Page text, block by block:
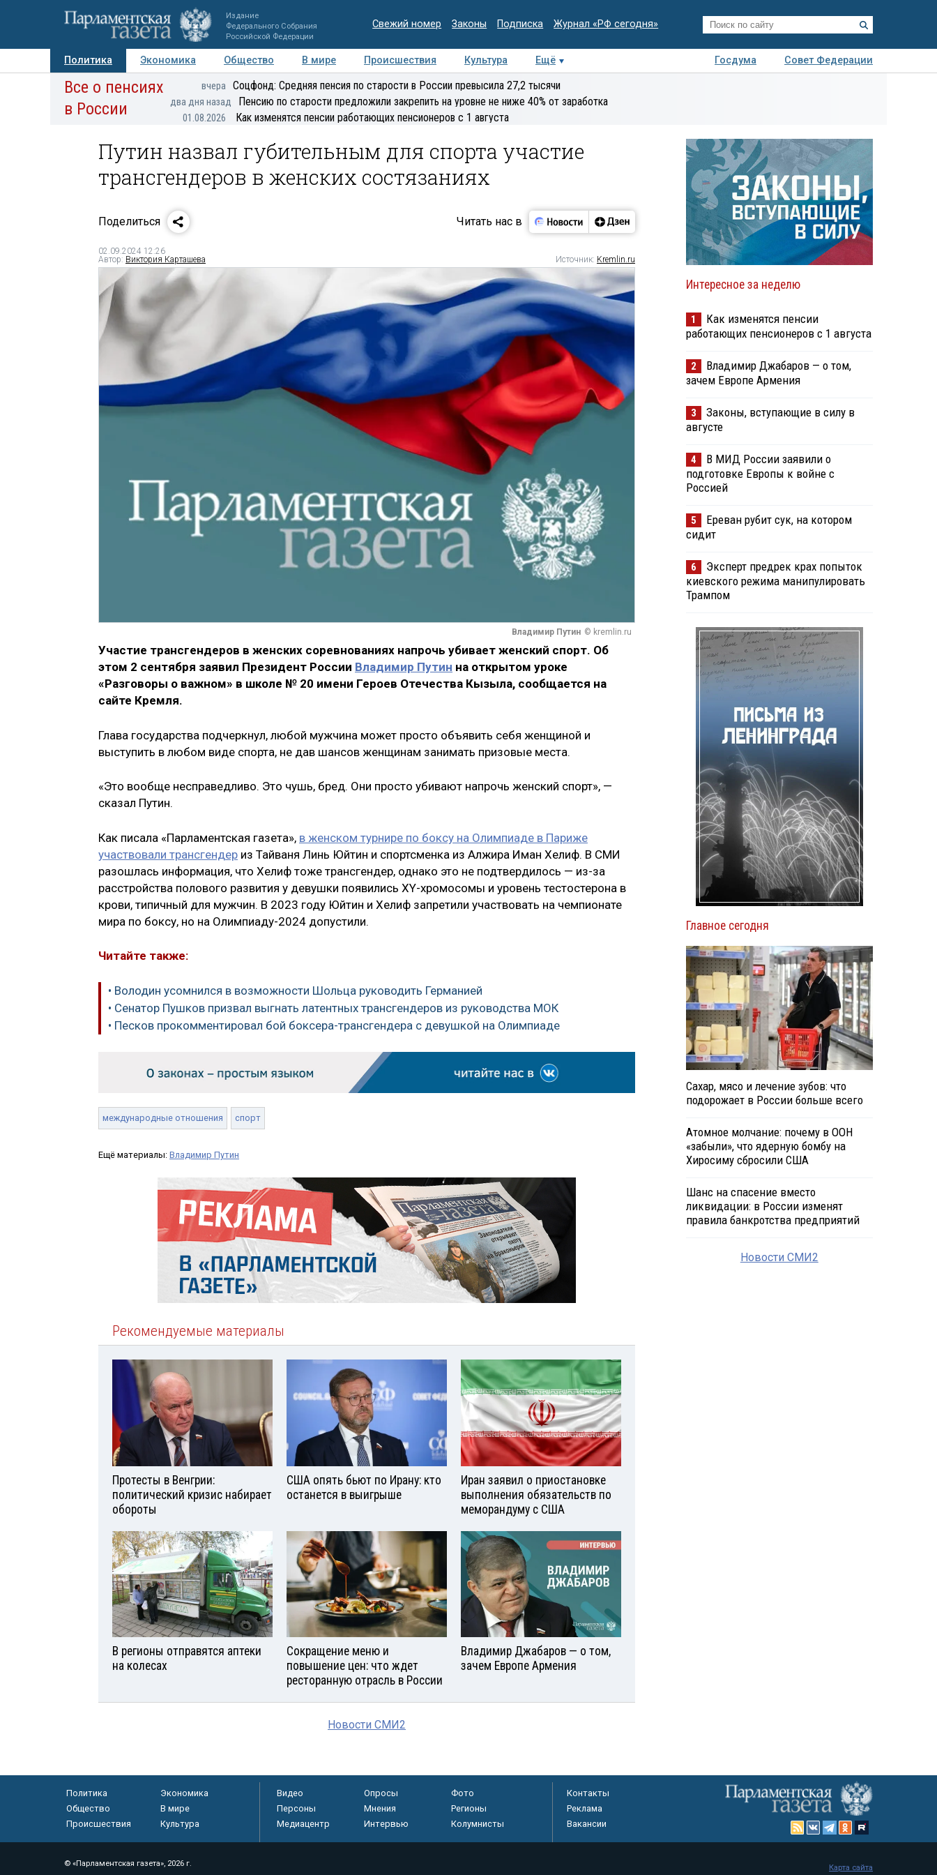
Издание
Федерального Собрания
Российской Федерации
Свежий номер Законы Подписка Журнал «РФ сегодня»
Политика Экономика Общество В мире Происшествия Культура Ещё Госдума
Совет Федерации
Авторы Персоны Мнения Регионы Медиацентр Интервью Колумнисты
экспертиза
Все о пенсиях
в России
вчера Соцфонд: Средняя пенсия по старости в России превысила 27,2 тысячи
два дня назад Пенсию по старости предложили закрепить на уровне не ниже 40% от заработка
01.08.2026 Как изменятся пенсии работающих пенсионеров с 1 августа
Путин назвал губительным для спорта участие
трансгендеров в женских состязаниях
Поделиться Читать нас в
02.09.2024 12:26
Автор: Виктория Карташева Источник: Kremlin.ru
Владимир Путин © kremlin.ru
Участие трансгендеров в женских соревнованиях напрочь убивает женский спорт. Об
этом 2 сентября заявил Президент России Владимир Путин на открытом уроке
«Разговоры о важном» в школе № 20 имени Героев Отечества Кызыла, сообщается на
сайте Кремля.
Глава государства подчеркнул, любой мужчина может просто объявить себя женщиной и
выступить в любом виде спорта, не дав шансов женщинам занимать призовые места.
«Это вообще несправедливо. Это чушь, бред. Они просто убивают напрочь женский спорт», —
сказал Путин.
Как писала «Парламентская газета», в женском турнире по боксу на Олимпиаде в Париже
участвовали трансгендер из Тайваня Линь Юйтин и спортсменка из Алжира Иман Хелиф. В СМИ
разошлась информация, что Хелиф тоже трансгендер, однако это не подтвердилось — из-за
расстройства полового развития у девушки появились XY-хромосомы и уровень тестостерона в
крови, типичный для мужчин. В 2023 году Юйтин и Хелиф запретили участвовать на чемпионате
мира по боксу, но на Олимпиаду-2024 допустили.
Читайте также:
• Володин усомнился в возможности Шольца руководить Германией
• Сенатор Пушков призвал выгнать латентных трансгендеров из руководства МОК
• Песков прокомментировал бой боксера-трансгендера с девушкой на Олимпиаде
международные отношения спорт
Ещё материалы: Владимир Путин
Рекомендуемые материалы
Протесты в Венгрии:
политический кризис набирает
обороты
США опять бьют по Ирану: кто
останется в выигрыше
Иран заявил о приостановке
выполнения обязательств по
меморандуму с США
В регионы отправятся аптеки
на колесах
Сокращение меню и
повышение цен: что ждет
ресторанную отрасль в России
Владимир Джабаров — о том,
зачем Европе Армения
Новости СМИ2
Интересное за неделю
1
Как изменятся пенсии
работающих пенсионеров с 1 августа
2
Владимир Джабаров — о том,
зачем Европе Армения
3
Законы, вступающие в силу в
августе
4
В МИД России заявили о
подготовке Европы к войне с
Россией
5
Ереван рубит сук, на котором
сидит
6
Эксперт предрек крах попыток
киевского режима манипулировать
Трампом
Главное сегодня
Сахар, мясо и лечение зубов: что
подорожает в России больше всего
Атомное молчание: почему в ООН
«забыли», что ядерную бомбу на
Хиросиму сбросили США
Шанс на спасение вместо
ликвидации: в России изменят
правила банкротства предприятий
Новости СМИ2
Политика
Экономика
Общество
В мире
Происшествия
Культура
Видео Опросы
Фото
Персоны
Мнения
Регионы
Медиацентр
Интервью Колумнисты
Контакты
Реклама
Вакансии
© «Парламентская газета», 2026 г.
Карта сайта